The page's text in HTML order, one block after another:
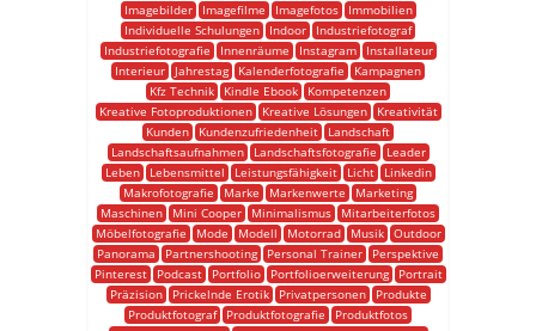
Imagebilder
Imagefilme Imagefotos
Immobilien
Individuelle Schulungen
Indoor
Industriefotograf
Industriefotografie
Innenräume Instagram
Installateur
Interieur
Jahrestag Kalenderfotografie
Kampagnen
Kfz Technik
Kindle Ebook
Kompetenzen
Kreative Fotoproduktionen
Kreative Lösungen
Kreativität
Kunden
Kundenzufriedenheit
Landschaft
Landschaftsaufnahmen
Landschaftsfotografie
Leader
Leben
Lebensmittel Leistungsfähigkeit Licht
Linkedin
Makrofotografie
Marke Markenwerte
Marketing
Maschinen
Mini Cooper Minimalismus
Mitarbeiterfotos
Möbelfotografie
Mode Modell Motorrad Musik
Outdoor
Panorama
Partnershooting Personal Trainer
Perspektive
Pinterest
Podcast Portfolio Portfolioerweiterung
Portrait
Präzision
Prickelnde Erotik Privatpersonen
Produkte
Produktfotograf
Produktfotografie
Produktfotos